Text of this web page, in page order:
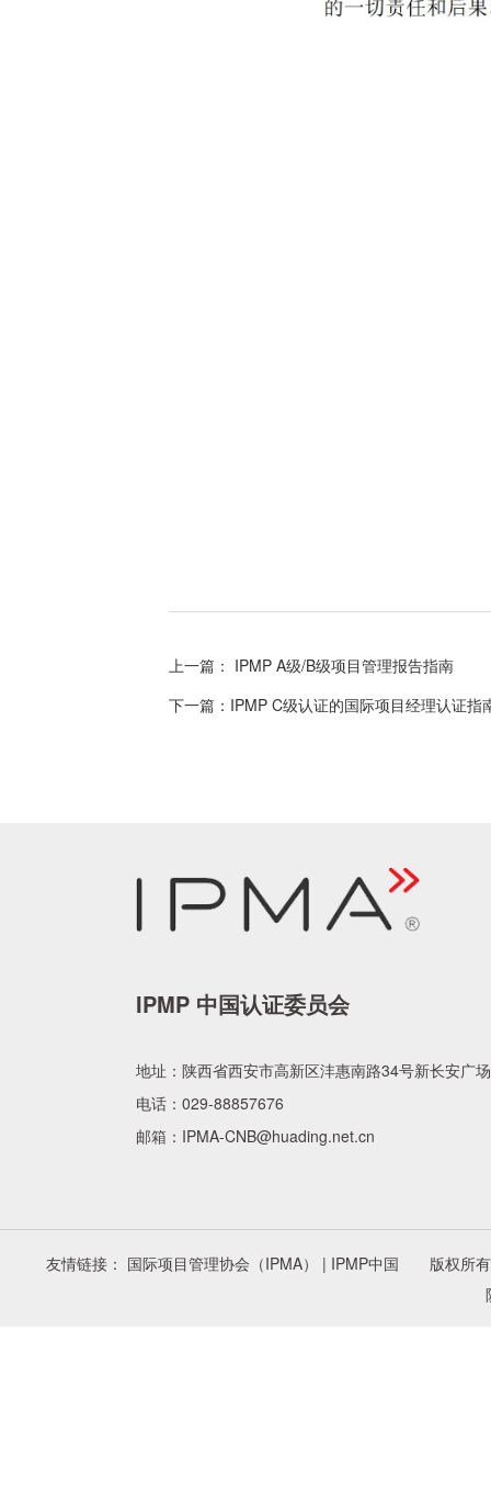
上一篇： IPMP A级/B级项目管理报告指南
下一篇：IPMP C级认证的国际项目经理认证指
IPMP 中国认证委员会
地址： 陕西省西安市高新区沣惠南路34号新长安广
电话： 029-88857676
邮箱： IPMA-CNB@huading.net.cn
友情链接： 国际项目管理协会（IPMA） | IPMP中国 版权所